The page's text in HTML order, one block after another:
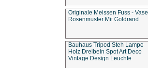
Originale Meissen Fuss - Vase
Rosenmuster Mit Goldrand
Bauhaus Tripod Steh Lampe
Holz Dreibein Spot Art Deco
Vintage Design Leuchte